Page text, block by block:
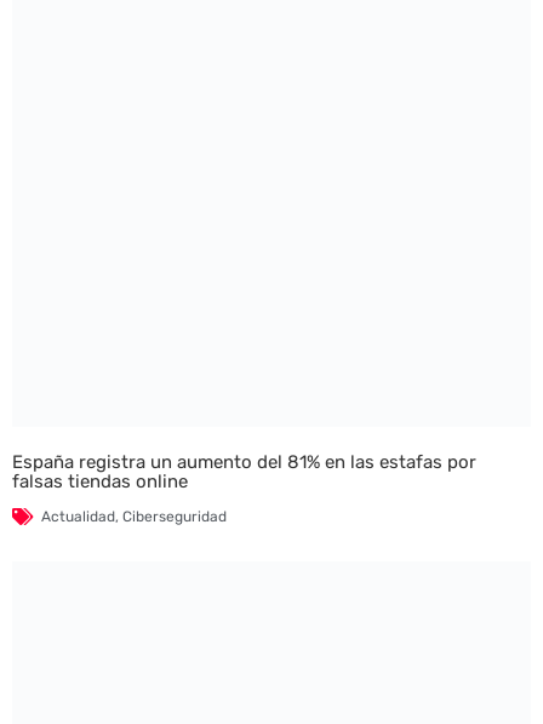
España registra un aumento del 81% en las estafas por
falsas tiendas online
Actualidad, Ciberseguridad